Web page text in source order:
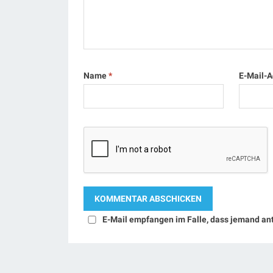
Name* E-Mail-
E-Mail empfangen im Falle, dass jemand